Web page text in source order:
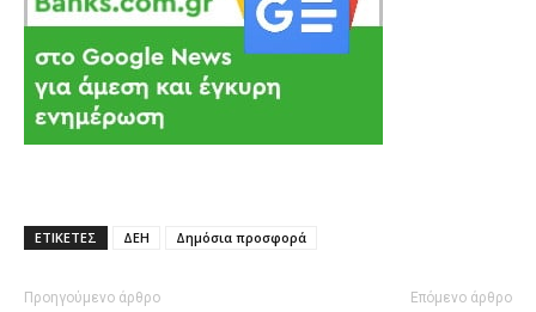
ΕΤΙΚΕΤΕΣ ΔΕΗ Δημόσια προσφορά
Προηγούμενο άρθρο Επόμενο άρθρο